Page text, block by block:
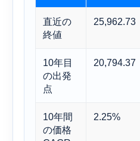
直近の
終値
25,962.73
10年目
の出発
点
20,794.37
10年間
の価格
2.25%